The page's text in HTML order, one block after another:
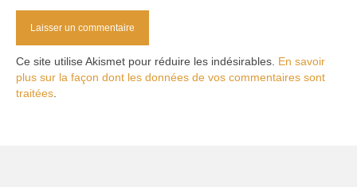
Ce site utilise Akismet pour réduire les indésirables. En savoir
plus sur la façon dont les données de vos commentaires sont
traitées